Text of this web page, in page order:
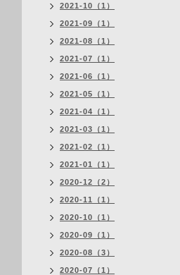
2021-10（1）
2021-09（1）
2021-08（1）
2021-07（1）
2021-06（1）
2021-05（1）
2021-04（1）
2021-03（1）
2021-02（1）
2021-01（1）
2020-12（2）
2020-11（1）
2020-10（1）
2020-09（1）
2020-08（3）
2020-07（1）